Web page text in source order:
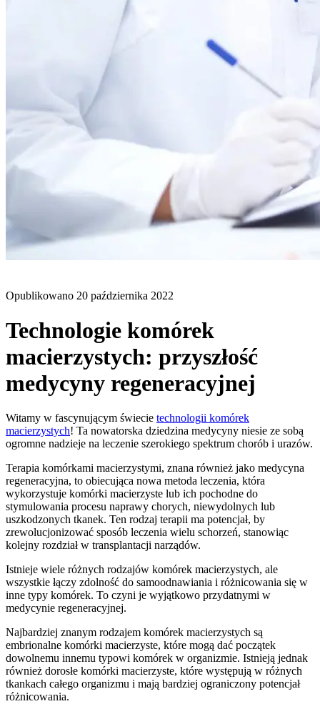
Opublikowano 20 października 2022
Technologie komórek
macierzystych: przyszłość
medycyny regeneracyjnej
Witamy w fascynującym świecie technologii komórek
macierzystych! Ta nowatorska dziedzina medycyny niesie ze sobą
ogromne nadzieje na leczenie szerokiego spektrum chorób i urazów.
Terapia komórkami macierzystymi, znana również jako medycyna
regeneracyjna, to obiecująca nowa metoda leczenia, która
wykorzystuje komórki macierzyste lub ich pochodne do
stymulowania procesu naprawy chorych, niewydolnych lub
uszkodzonych tkanek. Ten rodzaj terapii ma potencjał, by
zrewolucjonizować sposób leczenia wielu schorzeń, stanowiąc
kolejny rozdział w transplantacji narządów.
Istnieje wiele różnych rodzajów komórek macierzystych, ale
wszystkie łączy zdolność do samoodnawiania i różnicowania się w
inne typy komórek. To czyni je wyjątkowo przydatnymi w
medycynie regeneracyjnej.
Najbardziej znanym rodzajem komórek macierzystych są
embrionalne komórki macierzyste, które mogą dać początek
dowolnemu innemu typowi komórek w organizmie. Istnieją jednak
również dorosłe komórki macierzyste, które występują w różnych
tkankach całego organizmu i mają bardziej ograniczony potencjał
różnicowania.